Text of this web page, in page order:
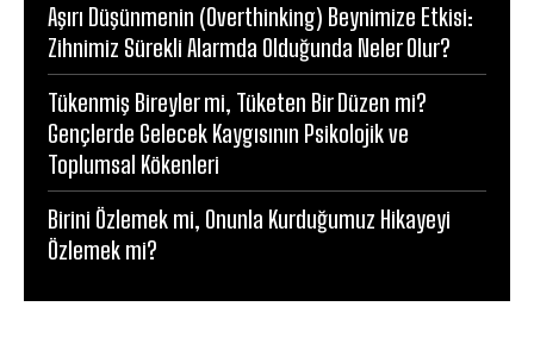
Aşırı Düşünmenin (Overthinking) Beynimize Etkisi:
Zihnimiz Sürekli Alarmda Olduğunda Neler Olur?
Tükenmiş Bireyler mi, Tüketen Bir Düzen mi?
Gençlerde Gelecek Kaygısının Psikolojik ve
Toplumsal Kökenleri
Birini Özlemek mi, Onunla Kurduğumuz Hikayeyi
Özlemek mi?